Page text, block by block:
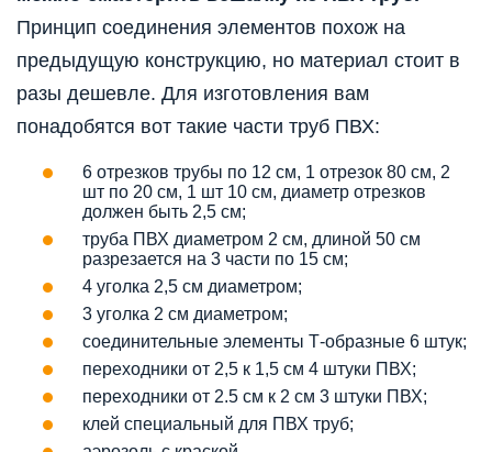
Принцип соединения элементов похож на
предыдущую конструкцию, но материал стоит в
разы дешевле. Для изготовления вам
понадобятся вот такие части труб ПВХ:
6 отрезков трубы по 12 см, 1 отрезок 80 см, 2
шт по 20 см, 1 шт 10 см, диаметр отрезков
должен быть 2,5 см;
труба ПВХ диаметром 2 см, длиной 50 см
разрезается на 3 части по 15 см;
4 уголка 2,5 см диаметром;
3 уголка 2 см диаметром;
соединительные элементы Т-образные 6 штук;
переходники от 2,5 к 1,5 см 4 штуки ПВХ;
переходники от 2.5 см к 2 см 3 штуки ПВХ;
клей специальный для ПВХ труб;